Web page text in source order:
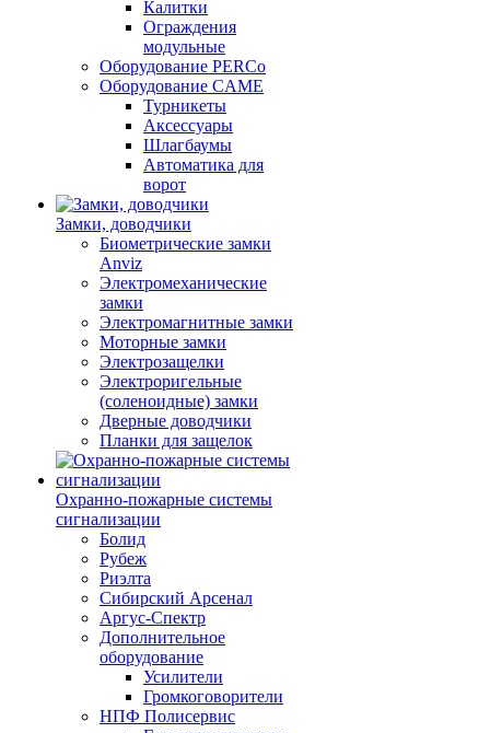
Калитки
Ограждения
модульные
Оборудование PERCo
Оборудование CAME
Турникеты
Аксессуары
Шлагбаумы
Автоматика для
ворот
Замки, доводчики
Биометрические замки
Anviz
Электромеханические
замки
Электромагнитные замки
Моторные замки
Электрозащелки
Электроригельные
(cоленоидные) замки
Дверные доводчики
Планки для защелок
Охранно-пожарные системы
сигнализации
Болид
Рубеж
Риэлта
Сибирский Арсенал
Аргус-Спектр
Дополнительное
оборудование
Усилители
Громкоговорители
НПФ Полисервис